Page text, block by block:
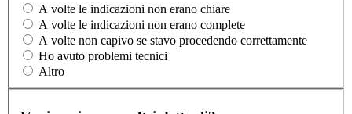
A volte le indicazioni non erano chiare
A volte le indicazioni non erano complete
A volte non capivo se stavo procedendo correttamente
Ho avuto problemi tecnici
Altro